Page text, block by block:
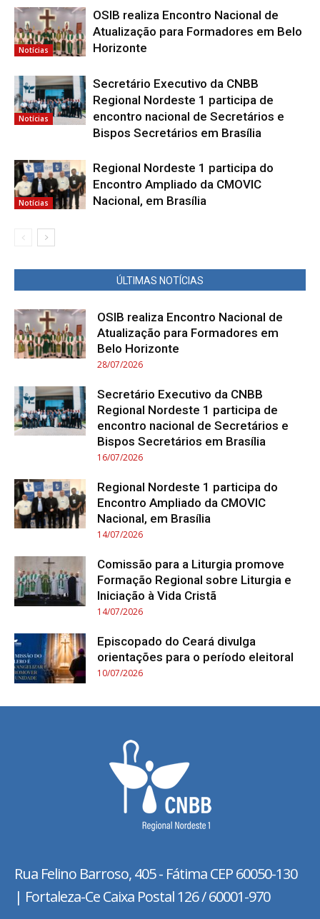
Notícias
OSIB realiza Encontro Nacional de
Atualização para Formadores em Belo
Horizonte
Notícias
Secretário Executivo da CNBB
Regional Nordeste 1 participa de
encontro nacional de Secretários e
Bispos Secretários em Brasília
Notícias
Regional Nordeste 1 participa do
Encontro Ampliado da CMOVIC
Nacional, em Brasília
ÚLTIMAS NOTÍCIAS
OSIB realiza Encontro Nacional de
Atualização para Formadores em
Belo Horizonte
28/07/2026
Secretário Executivo da CNBB
Regional Nordeste 1 participa de
encontro nacional de Secretários e
Bispos Secretários em Brasília
16/07/2026
Regional Nordeste 1 participa do
Encontro Ampliado da CMOVIC
Nacional, em Brasília
14/07/2026
Comissão para a Liturgia promove
Formação Regional sobre Liturgia e
Iniciação à Vida Cristã
14/07/2026
Episcopado do Ceará divulga
orientações para o período eleitoral
10/07/2026
Rua Felino Barroso, 405 - FátimaCEP 60050-130
| Fortaleza-Ce Caixa Postal 126 / 60001-970